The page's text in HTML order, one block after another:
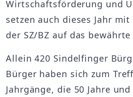
Wirtschaftsförderung und
setzen auch dieses Jahr
der SZ/BZ auf das
Allein 420 Sindelfinger
Bürger haben sich zum
Jahrgänge, die 50 Jahre